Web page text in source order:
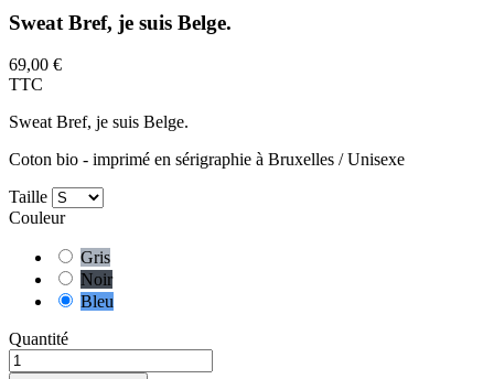
Sweat Bref, je suis Belge.
69,00 €
TTC
Sweat Bref, je suis Belge.
Coton bio - imprimé en sérigraphie à Bruxelles / Unisexe
Taille
Couleur
Gris
Noir
Bleu
Quantité